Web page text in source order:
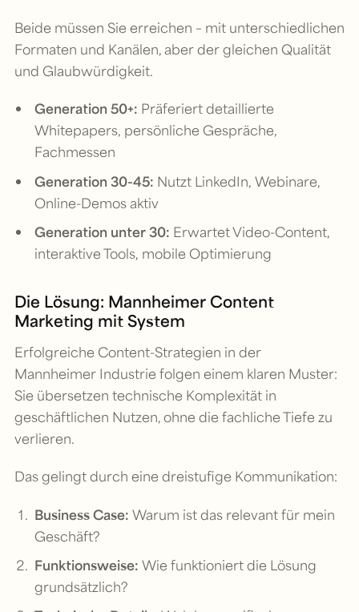
Beide müssen Sie erreichen – mit unterschiedlichen
Formaten und Kanälen, aber der gleichen Qualität
und Glaubwürdigkeit.
Generation 50+: Präferiert detaillierte
Whitepapers, persönliche Gespräche,
Fachmessen
Generation 30-45: Nutzt LinkedIn, Webinare,
Online-Demos aktiv
Generation unter 30: Erwartet Video-Content,
interaktive Tools, mobile Optimierung
Die Lösung: Mannheimer Content
Marketing mit System
Erfolgreiche Content-Strategien in der
Mannheimer Industrie folgen einem klaren Muster:
Sie übersetzen technische Komplexität in
geschäftlichen Nutzen, ohne die fachliche Tiefe zu
verlieren.
Das gelingt durch eine dreistufige Kommunikation:
Business Case: Warum ist das relevant für mein
Geschäft?
Funktionsweise: Wie funktioniert die Lösung
grundsätzlich?